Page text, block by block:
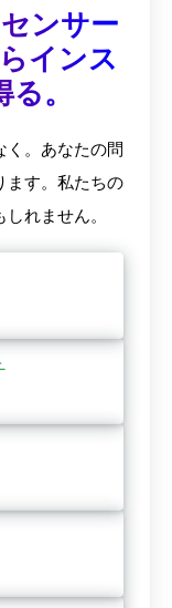
ンサー
インス
。
く。あなたの問
ます。私たちの
れません。